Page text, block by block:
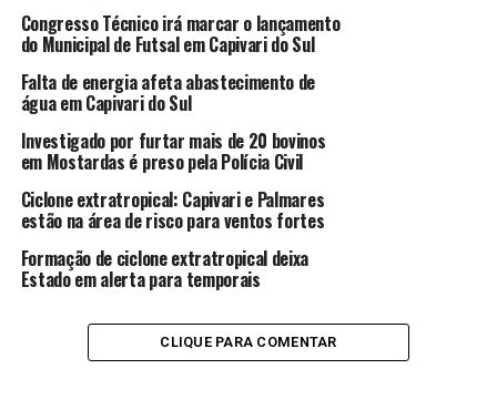
Congresso Técnico irá marcar o lançamento
do Municipal de Futsal em Capivari do Sul
Falta de energia afeta abastecimento de
água em Capivari do Sul
Investigado por furtar mais de 20 bovinos
em Mostardas é preso pela Polícia Civil
Ciclone extratropical: Capivari e Palmares
estão na área de risco para ventos fortes
Formação de ciclone extratropical deixa
Estado em alerta para temporais
CLIQUE PARA COMENTAR